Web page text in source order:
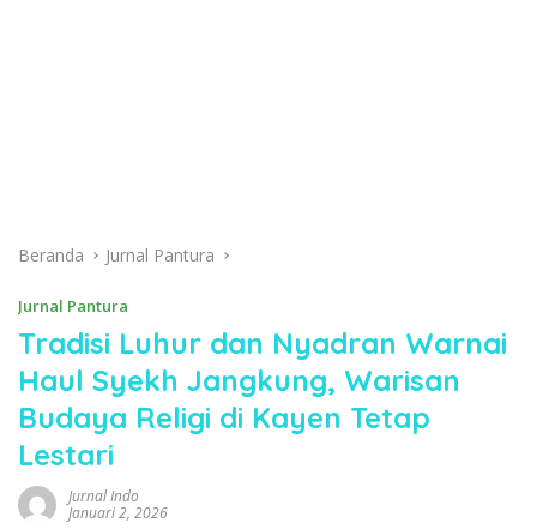
Beranda Jurnal Pantura
Jurnal Pantura
Tradisi Luhur dan Nyadran Warnai
Haul Syekh Jangkung, Warisan
Budaya Religi di Kayen Tetap
Lestari
Jurnal Indo
Januari 2, 2026